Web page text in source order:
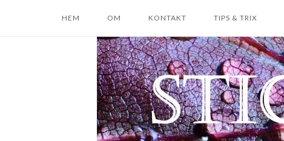
HEM OM KONTAKT TIPS & TRIX
Home